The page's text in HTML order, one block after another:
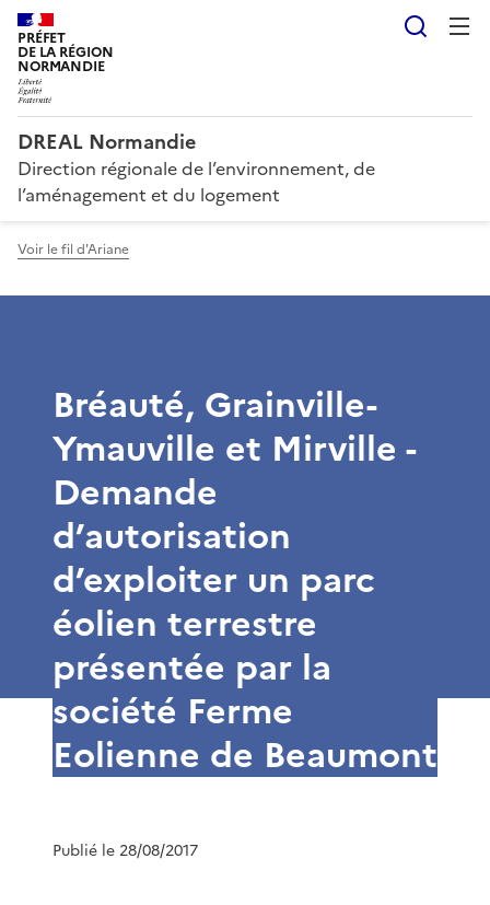
PRÉFET
DE LA RÉGION
NORMANDIE
DREAL Normandie
Direction régionale de l’environnement, de
l’aménagement et du logement
Voir le fil d'Ariane
Bréauté, Grainville-
Ymauville et Mirville -
Demande
d’autorisation
d’exploiter un parc
éolien terrestre
présentée par la
société Ferme
Eolienne de Beaumont
Publié le 28/08/2017